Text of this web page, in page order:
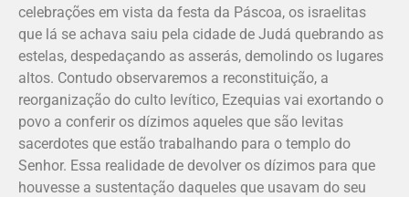
celebrações em vista da festa da Páscoa, os israelitas
que lá se achava saiu pela cidade de Judá quebrando as
estelas, despedaçando as asserás, demolindo os lugares
altos. Contudo observaremos a reconstituição, a
reorganização do culto levítico, Ezequias vai exortando o
povo a conferir os dízimos aqueles que são levitas
sacerdotes que estão trabalhando para o templo do
Senhor. Essa realidade de devolver os dízimos para que
houvesse a sustentação daqueles que usavam do seu